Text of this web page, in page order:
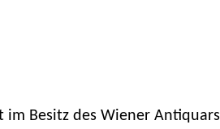
im Besitz des Wiener Antiquars